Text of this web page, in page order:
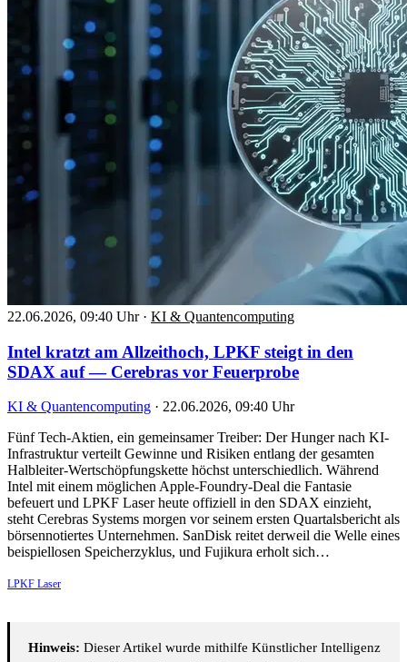
22.06.2026, 09:40 Uhr · KI & Quantencomputing
Intel kratzt am Allzeithoch, LPKF steigt in den
SDAX auf — Cerebras vor Feuerprobe
KI & Quantencomputing · 22.06.2026, 09:40 Uhr
Fünf Tech-Aktien, ein gemeinsamer Treiber: Der Hunger nach KI-
Infrastruktur verteilt Gewinne und Risiken entlang der gesamten
Halbleiter-Wertschöpfungskette höchst unterschiedlich. Während
Intel mit einem möglichen Apple-Foundry-Deal die Fantasie
befeuert und LPKF Laser heute offiziell in den SDAX einzieht,
steht Cerebras Systems morgen vor seinem ersten Quartalsbericht als
börsennotiertes Unternehmen. SanDisk reitet derweil die Welle eines
beispiellosen Speicherzyklus, und Fujikura erholt sich…
LPKF Laser
Hinweis: Dieser Artikel wurde mithilfe Künstlicher Intelligenz